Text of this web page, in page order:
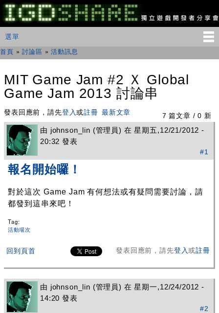
移
至
主
IGDSHARE
獨
遊
者
分
會
主選單
選單
您在這裡
首頁 »討論區 »活動訊息
MIT Game Jam #2 Ｘ Global
Game Jam 2013 討論串
7 篇文章 / 0 新
發表回應前，請先登入或註冊 最新文章
由 johnson_lin (管理員) 在 星期五,12/21/2012 -
20:32 發表
#1
報名開始囉！
對於這次 Game Jam 有何想法或有疑問需要討論，請
都發到這串來吧！
Tag:
活動場次
回到頁首 發表回應前，請先登入或註冊
由 johnson_lin (管理員) 在 星期一,12/24/2012 -
14:20 發表
#2